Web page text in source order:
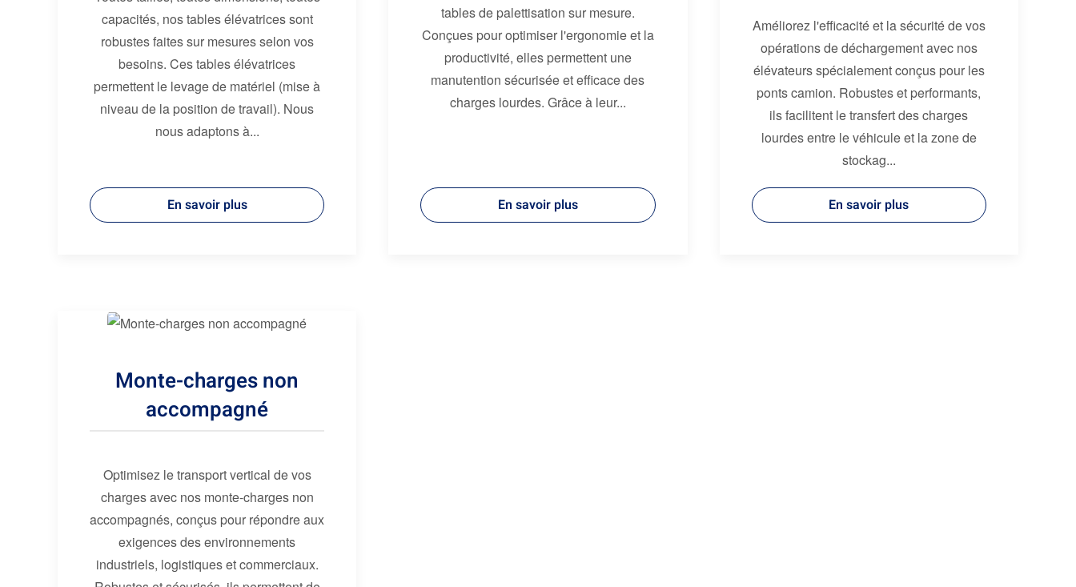
capacités, nos tables élévatrices sont
robustes faites sur mesures selon vos
besoins. Ces tables élévatrices
permettent le levage de matériel (mise à
niveau de la position de travail). Nous
nous adaptons à...
En savoir plus
tables de palettisation sur mesure.
Conçues pour optimiser l'ergonomie et la
productivité, elles permettent une
manutention sécurisée et efficace des
charges lourdes. Grâce à leur...
En savoir plus
Améliorez l'efficacité et la sécurité de vos
opérations de déchargement avec nos
élévateurs spécialement conçus pour les
ponts camion. Robustes et performants,
ils facilitent le transfert des charges
lourdes entre le véhicule et la zone de
stockag...
En savoir plus
Monte-charges non
accompagné
Optimisez le transport vertical de vos
charges avec nos monte-charges non
accompagnés, conçus pour répondre aux
exigences des environnements
industriels, logistiques et commerciaux.